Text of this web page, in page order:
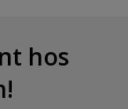
hos